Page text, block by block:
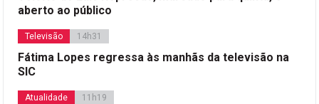
aberto ao público
Televisão 14h31
Fátima Lopes regressa às manhãs da televisão na
SIC
Atualidade 11h19